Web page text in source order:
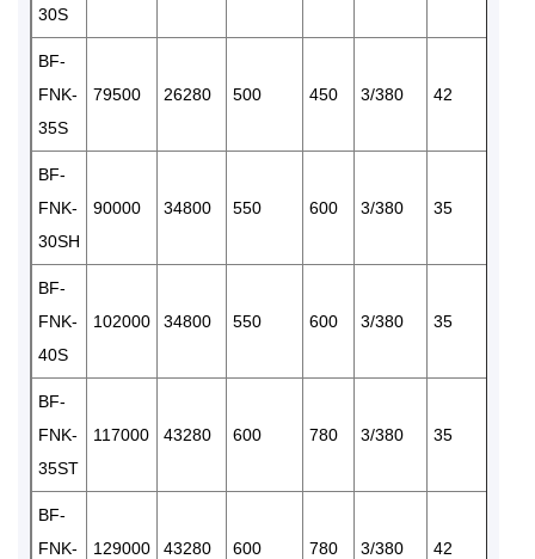
30S
BF-
FNK-
35S
79500 26280 500 450 3/380 42
BF-
FNK-
30SH
90000 34800 550 600 3/380 35
BF-
FNK-
40S
102000 34800 550 600 3/380 35
BF-
FNK-
35ST
117000 43280 600 780 3/380 35
BF-
FNK-
129000 43280 600 780 3/380 42